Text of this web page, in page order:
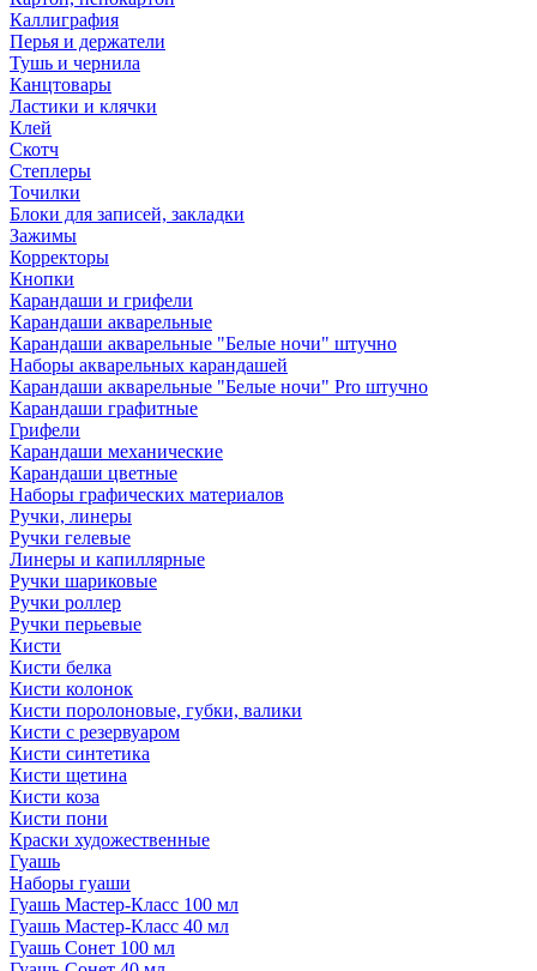
Каллиграфия
Перья и держатели
Тушь и чернила
Канцтовары
Ластики и клячки
Клей
Скотч
Степлеры
Точилки
Блоки для записей, закладки
Зажимы
Корректоры
Кнопки
Карандаши и грифели
Карандаши акварельные
Карандаши акварельные "Белые ночи" штучно
Наборы акварельных карандашей
Карандаши акварельные "Белые ночи" Pro штучно
Карандаши графитные
Грифели
Карандаши механические
Карандаши цветные
Наборы графических материалов
Ручки, линеры
Ручки гелевые
Линеры и капиллярные
Ручки шариковые
Ручки роллер
Ручки перьевые
Кисти
Кисти белка
Кисти колонок
Кисти поролоновые, губки, валики
Кисти с резервуаром
Кисти синтетика
Кисти щетина
Кисти коза
Кисти пони
Краски художественные
Гуашь
Наборы гуаши
Гуашь Мастер-Класс 100 мл
Гуашь Мастер-Класс 40 мл
Гуашь Сонет 100 мл